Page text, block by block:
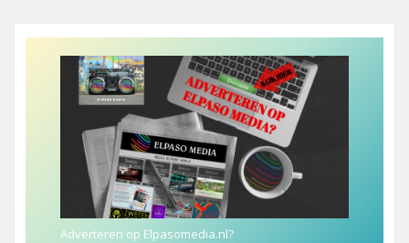
Adverteren op Elpasomedia.nl?